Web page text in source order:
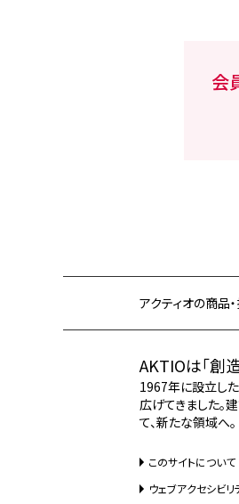
会
アクティオの商品
AKTIOは「創
1967年に設立した
広げてきました。
て、新たな領域へ。
このサイトについて
ウェブアクセシビリ